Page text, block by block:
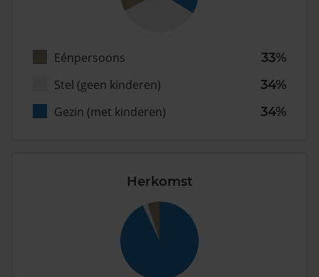
Eénpersoons
33%
Stel (geen kinderen)
34%
Gezin (met kinderen)
34%
Herkomst